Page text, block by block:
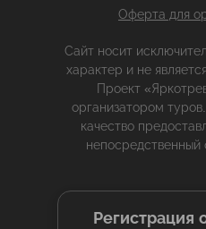
Оферта для
Сайт носит
характер и не
Проект
организатором
качество
непосредственный
Регистрация